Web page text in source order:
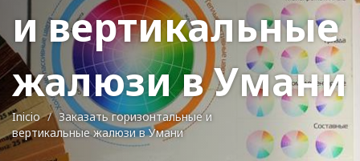
и вертикальные
жалюзи в Умани
Inicio
Заказать горизонтальные и
вертикальные жалюзи в Умани